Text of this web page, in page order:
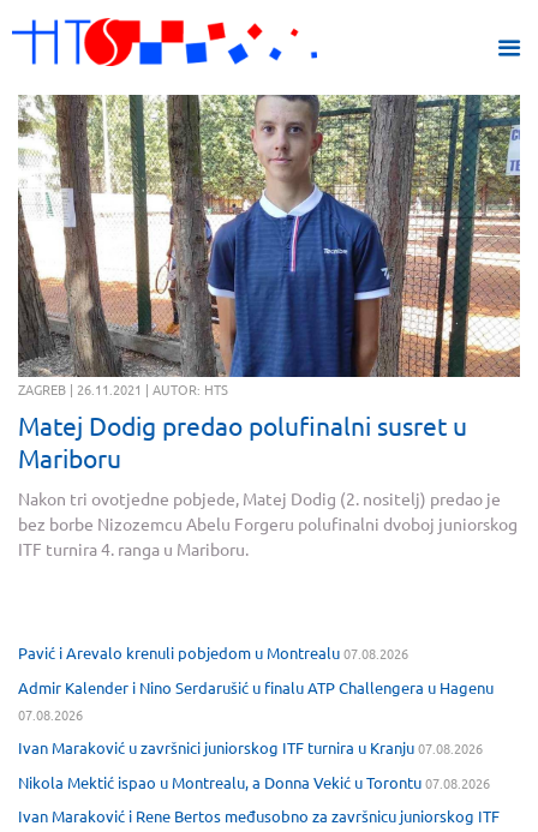
ZAGREB | 26.11.2021 | AUTOR: HTS
Matej Dodig predao polufinalni susret u
Mariboru
Nakon tri ovotjedne pobjede, Matej Dodig (2. nositelj) predao je
bez borbe Nizozemcu Abelu Forgeru polufinalni dvoboj juniorskog
ITF turnira 4. ranga u Mariboru.
Pavić i Arevalo krenuli pobjedom u Montrealu07.08.2026
Admir Kalender i Nino Serdarušić u finalu ATP Challengera u Hagenu
07.08.2026
Ivan Maraković u završnici juniorskog ITF turnira u Kranju07.08.2026
Nikola Mektić ispao u Montrealu, a Donna Vekić u Torontu07.08.2026
Ivan Maraković i Rene Bertos međusobno za završnicu juniorskog ITF